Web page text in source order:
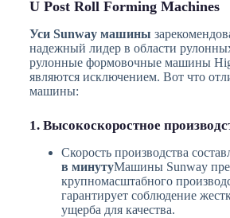
U Post Roll Forming Machines
Уси Sunway машины
надежный лидер в области
рулонные формовочные машины
являются исключением. Вот что
машины:
1. Высокоскоростное
Скорость производства
в минутуМашины Sunway
крупномасштабного
гарантирует соблюдение
ущерба для качества.